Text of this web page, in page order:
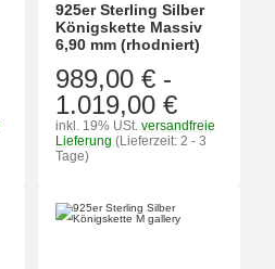
925er Sterling Silber
Königskette Massiv
6,90 mm (rhodniert)
989,00 € -
1.019,00 €
inkl. 19% USt. versandfreie
Lieferung (Lieferzeit: 2 - 3
Tage)